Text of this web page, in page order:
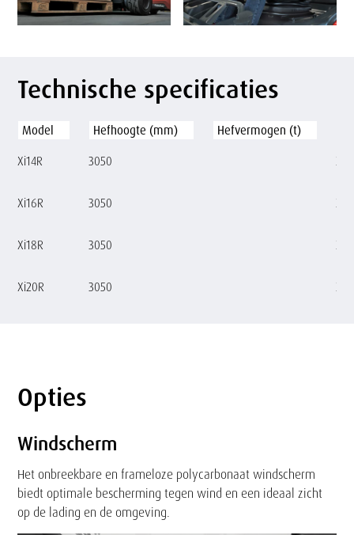
Technische specificaties
Model Hefhoogte (mm) Hefvermogen (t)
Xi14R 3050 20
Xi16R 3050 20
Xi18R 3050 20
Xi20R 3050 20
Tekst
Opties
Windscherm
Het onbreekbare en frameloze polycarbonaat windscherm
biedt optimale bescherming tegen wind en een ideaal zicht
op de lading en de omgeving.